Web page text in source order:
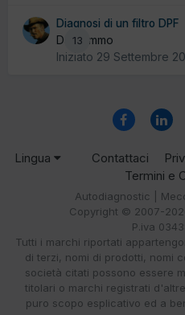
13
Diagnosi di un filtro DPF
Da Tommo
Iniziato 29 Settembre
Lingua Contattaci
Termini e
Autodiagnostic |
Copyright © 2007-
P.iva
Tutti i marchi riportati
di terzi, nomi di prodotti, nomi
società citati possono essere
titolari o marchi registrati
puro scopo esplicativo ed a